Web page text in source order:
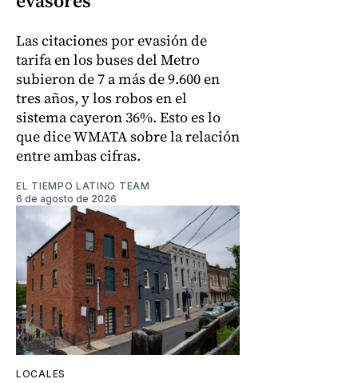
Las citaciones por evasión de
tarifa en los buses del Metro
subieron de 7 a más de 9.600 en
tres años, y los robos en el
sistema cayeron 36%. Esto es lo
que dice WMATA sobre la relación
entre ambas cifras.
EL TIEMPO LATINO TEAM
6 de agosto de 2026
LOCALES